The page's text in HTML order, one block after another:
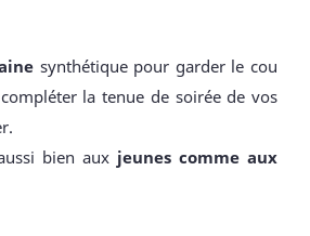
synthétique pour garder le cou
la tenue de soirée de vos
bien aux jeunes comme aux